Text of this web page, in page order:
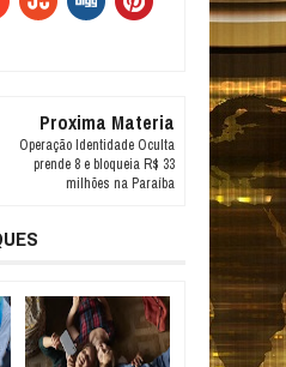
Proxima Materia
Operação Identidade Oculta
prende 8 e bloqueia R$ 33
milhões na Paraíba